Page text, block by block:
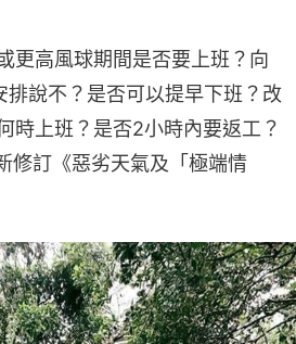
更高風球期間是否要上班？向
排說不？是否可以提早下班？改
時上班？是否2小時內要返工？
修訂《惡劣天氣及「極端情